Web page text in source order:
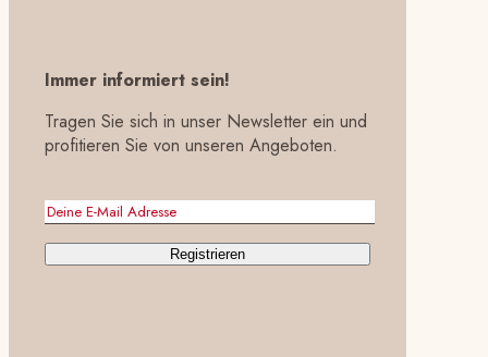
Immer informiert sein!
Tragen Sie sich in unser Newsletter ein und
profitieren Sie von unseren Angeboten.